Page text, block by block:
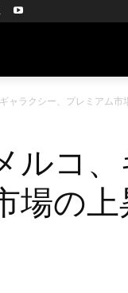
ャラクシー、プレミアム市
ルコ
場の